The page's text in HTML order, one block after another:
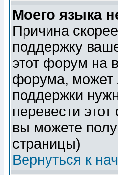
Моего языка
Причина
поддержку
этот форум на
форума, может
поддержки
перевести
вы можете
страницы)
Вернуться к